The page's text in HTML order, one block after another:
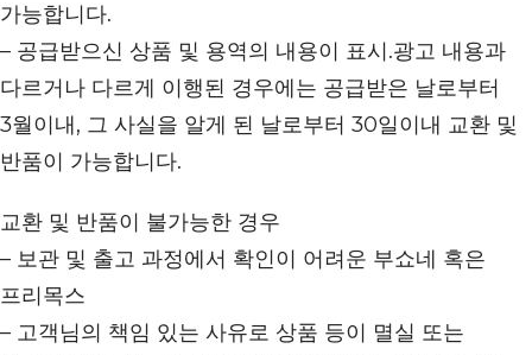
가능합니다.
– 공급받으신 상품 및 용역의 내용이 표시.광고 내용과
다르거나 다르게 이행된 경우에는 공급받은 날로부터
3월이내, 그 사실을 알게 된 날로부터 30일이내 교환 및
반품이 가능합니다.
교환 및 반품이 불가능한 경우
– 보관 및 출고 과정에서 확인이 어려운 부쇼네 혹은
프리목스
– 고객님의 책임 있는 사유로 상품 등이 멸실 또는